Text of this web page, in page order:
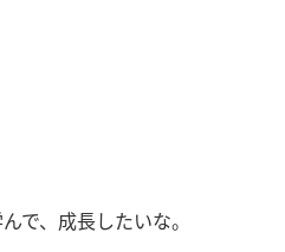
で、成長したいな。